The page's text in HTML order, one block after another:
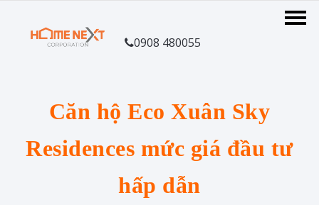
0908 480055
Căn hộ Eco Xuân Sky
Residences mức giá đầu tư
hấp dẫn